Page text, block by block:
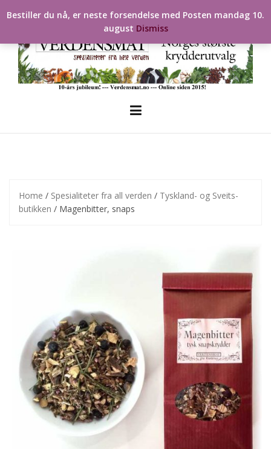
to
Home / Spesialiteter fra all verden / Tyskland- og Sveits-
butikken / Magenbitter, snaps
Bestiller du nå, er neste forsendelse med Posten mandag 10.
august Dismiss